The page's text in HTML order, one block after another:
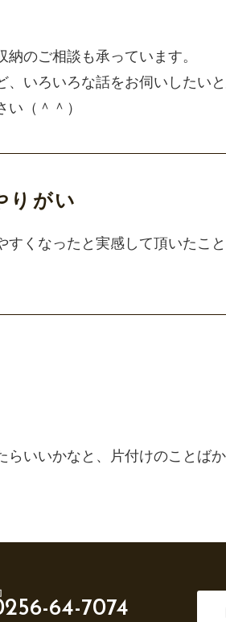
のご相談も承っています。
いろいろな話をお伺いしたいと
（＾＾）
りがい
くなったと実感して頂いたこ
いいかなと、片付けのことばか
64-7074